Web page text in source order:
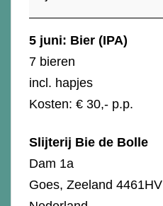
5 juni: Bier (IPA)
7 bieren
incl. hapjes
Kosten: € 30,- p.p.
Slijterij Bie de Bolle
Dam 1a
Goes, Zeeland 4461HV